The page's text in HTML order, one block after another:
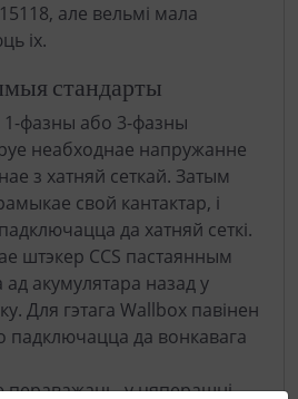
але вельмі мала
іх.
стандарты
1-фазны або 3-фазны
неабходнае напружанне
з хатняй сеткай. Затым
свой кантактар, і
да хатняй сеткі.
штэкер CCS пастаянным
акумулятара назад у
Для гэтага Wallbox павінен
падключацца да вонкавага
пераважаць, у цяперашні